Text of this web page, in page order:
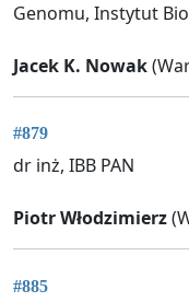
Genomu, Instytut
Jacek K. Nowak
#879
dr inż, IBB PAN
Piotr Włodzimierz
#885